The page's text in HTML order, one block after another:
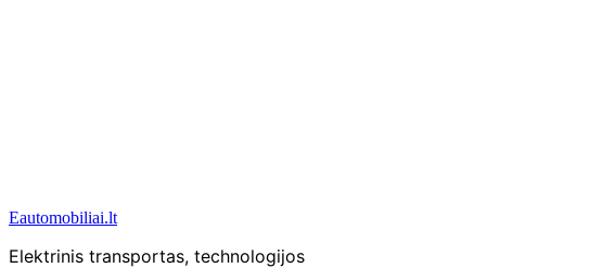
Eautomobiliai.lt
Elektrinis transportas, technologijos